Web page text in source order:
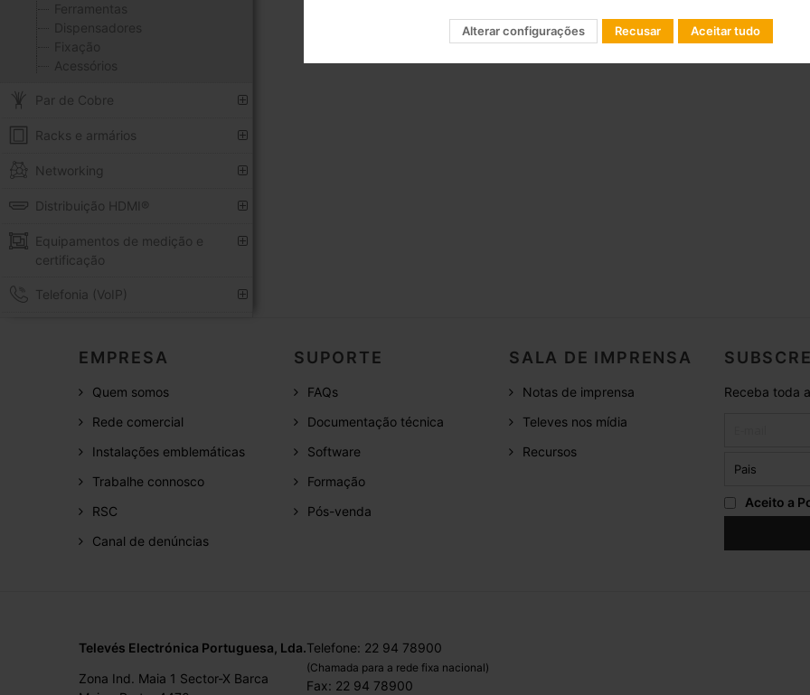
Ferramentas
Dispensadores
Fixação
Acessórios
Par de Cobre
Racks e armários
Networking
Distribuição HDMI®
Equipamentos de medição e
certificação
Telefonia (VoIP)
EMPRESA
Quem somos
Rede comercial
Instalações emblemáticas
Trabalhe connosco
RSC
Canal de denúncias
SUPORTE
FAQs
Documentação técnica
Software
Formação
Pós-venda
SALA DE IMPRENSA
Notas de imprensa
Televes nos mídia
Recursos
Receba toda
Aceito a
Televés Electrónica Portuguesa, Lda.
Zona Ind. Maia 1 Sector-X Barca
Telefone: 22 94 78900
(Chamada para a rede fixa nacional)
Fax: 22 94 78900
Alterar configurações Recusar Aceitar tudo